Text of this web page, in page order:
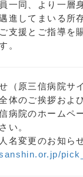
一同、より一層
進してまいる所
支援とご指導を
。
（原三信病院サ
体のご挨拶およ
病院のホームペ
い。
名変更のお知ら